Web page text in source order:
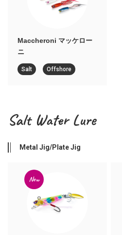
Maccheroni マッケロー
ニ
Salt Offshore
Salt Water Lure
Metal Jig/Plate Jig
New